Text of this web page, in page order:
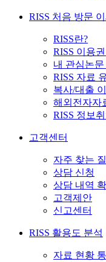
RISS 처음 방문
RISS란?
RISS 이용
내 관심논
RISS 자료
복사/대출
해외전자자
RISS 정보
고객센터
자주 찾는
상담 신청
상담 내역
고객제안
신고센터
RISS 활용도 분석
자료 현황 통